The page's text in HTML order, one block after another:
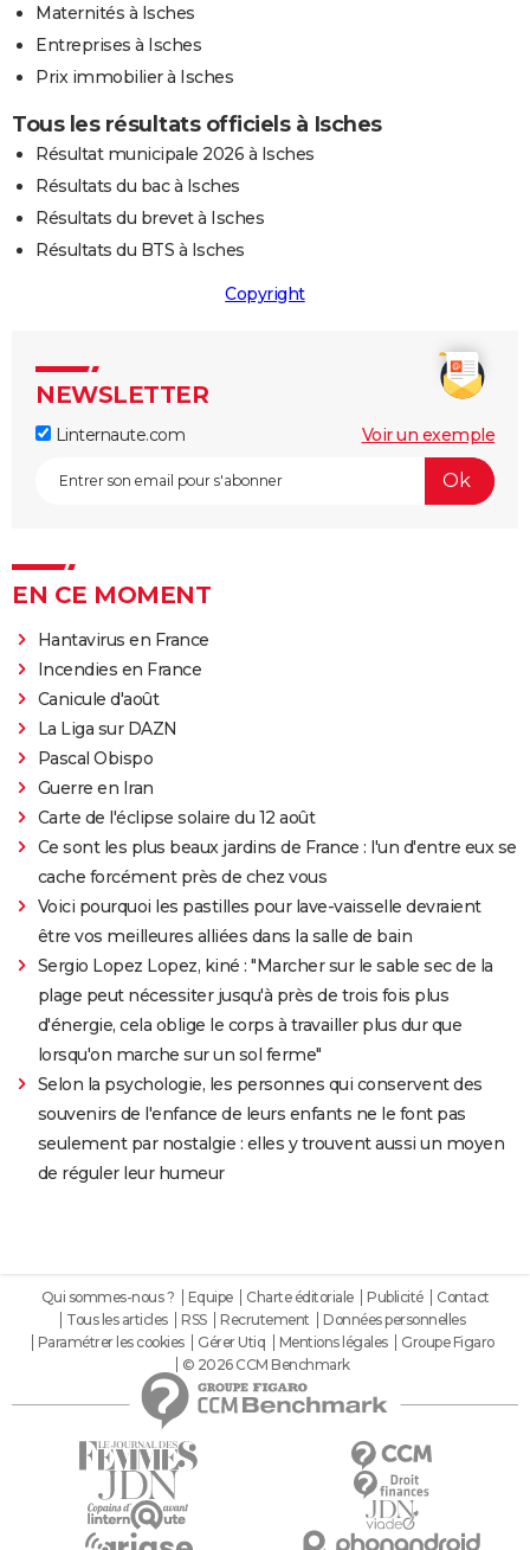
Maternités à Isches
Entreprises à Isches
Prix immobilier à Isches
Tous les résultats officiels à Isches
Résultat municipale 2026 à Isches
Résultats du bac à Isches
Résultats du brevet à Isches
Résultats du BTS à Isches
Copyright
NEWSLETTER
Linternaute.com Voir un exemple
EN CE MOMENT
Hantavirus en France
Incendies en France
Canicule d'août
La Liga sur DAZN
Pascal Obispo
Guerre en Iran
Carte de l'éclipse solaire du 12 août
Ce sont les plus beaux jardins de France : l'un d'entre eux se
cache forcément près de chez vous
Voici pourquoi les pastilles pour lave-vaisselle devraient
être vos meilleures alliées dans la salle de bain
Sergio Lopez Lopez, kiné : "Marcher sur le sable sec de la
plage peut nécessiter jusqu'à près de trois fois plus
d'énergie, cela oblige le corps à travailler plus dur que
lorsqu'on marche sur un sol ferme"
Selon la psychologie, les personnes qui conservent des
souvenirs de l'enfance de leurs enfants ne le font pas
seulement par nostalgie : elles y trouvent aussi un moyen
de réguler leur humeur
Qui sommes-nous ? Equipe Charte éditoriale Publicité
Contact
Tous les articles
RSS Recrutement
Données personnelles
Paramétrer les cookies
Gérer Utiq Mentions légales
Groupe Figaro
© 2026 CCM Benchmark